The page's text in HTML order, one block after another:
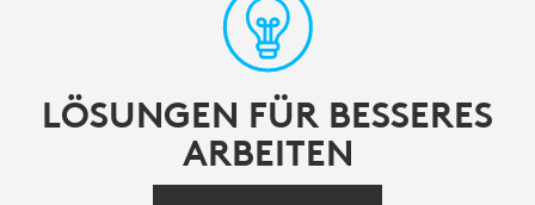
LÖSUNGEN FÜR BESSERES
ARBEITEN